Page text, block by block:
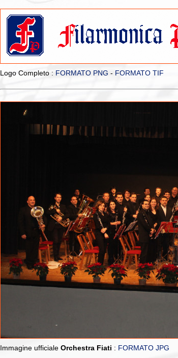
Logo Completo : FORMATO PNG - FORMATO TIF
Immagine ufficiale Orchestra Fiati : FORMATO JPG